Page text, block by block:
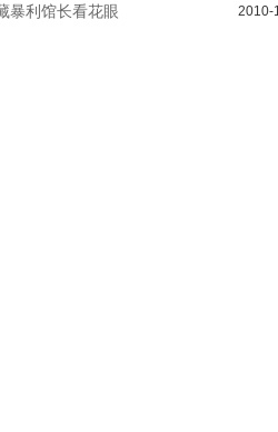
暴利馆长看花眼 2010-